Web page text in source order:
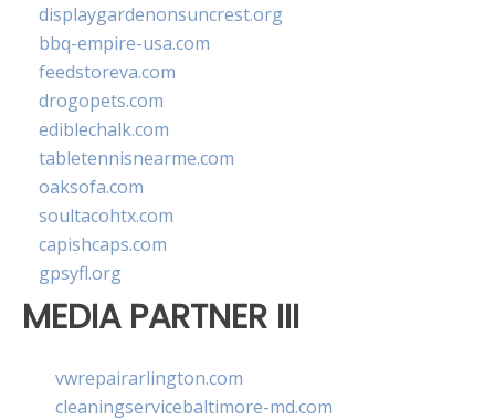
displaygardenonsuncrest.org
bbq-empire-usa.com
feedstoreva.com
drogopets.com
ediblechalk.com
tabletennisnearme.com
oaksofa.com
soultacohtx.com
capishcaps.com
gpsyfl.org
MEDIA PARTNER III
vwrepairarlington.com
cleaningservicebaltimore-md.com